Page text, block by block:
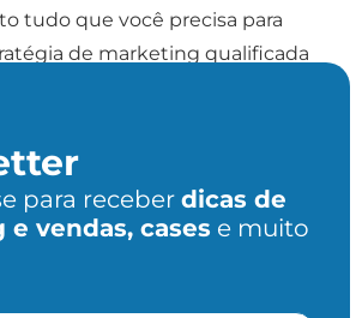
tudo que você precisa para
de marketing qualificada
[…]
para receber dicas de
vendas, cases e muito